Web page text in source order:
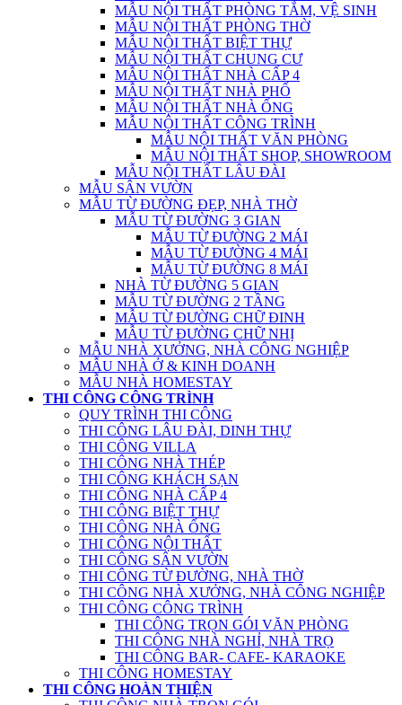
MẪU NỘI THẤT PHÒNG TẮM, VỆ SINH
MẪU NỘI THẤT PHÒNG THỜ
MẪU NỘI THẤT BIỆT THỰ
MẪU NỘI THẤT CHUNG CƯ
MẪU NỘI THẤT NHÀ CẤP 4
MẪU NỘI THẤT NHÀ PHỐ
MẪU NỘI THẤT NHÀ ỐNG
MẪU NỘI THẤT CÔNG TRÌNH
MẪU NỘI THẤT VĂN PHÒNG
MẪU NỘI THẤT SHOP, SHOWROOM
MẪU NỘI THẤT LÂU ĐÀI
MẪU SÂN VƯỜN
MẪU TỪ ĐƯỜNG ĐẸP, NHÀ THỜ
MẪU TỪ ĐƯỜNG 3 GIAN
MẪU TỪ ĐƯỜNG 2 MÁI
MẪU TỪ ĐƯỜNG 4 MÁI
MẪU TỪ ĐƯỜNG 8 MÁI
NHÀ TỪ ĐƯỜNG 5 GIAN
MẪU TỪ ĐƯỜNG 2 TẦNG
MẪU TỪ ĐƯỜNG CHỮ ĐINH
MẪU TỪ ĐƯỜNG CHỮ NHỊ
MẪU NHÀ XƯỞNG, NHÀ CÔNG NGHIỆP
MẪU NHÀ Ở & KINH DOANH
MẪU NHÀ HOMESTAY
THI CÔNG CÔNG TRÌNH
QUY TRÌNH THI CÔNG
THI CÔNG LÂU ĐÀI, DINH THỰ
THI CÔNG VILLA
THI CÔNG NHÀ THÉP
THI CÔNG KHÁCH SẠN
THI CÔNG NHÀ CẤP 4
THI CÔNG BIỆT THỰ
THI CÔNG NHÀ ỐNG
THI CÔNG NỘI THẤT
THI CÔNG SÂN VƯỜN
THI CÔNG TỪ ĐƯỜNG, NHÀ THỜ
THI CÔNG NHÀ XƯỞNG, NHÀ CÔNG NGHIỆP
THI CÔNG CÔNG TRÌNH
THI CÔNG TRỌN GÓI VĂN PHÒNG
THI CÔNG NHÀ NGHỈ, NHÀ TRỌ
THI CÔNG BAR- CAFE- KARAOKE
THI CÔNG HOMESTAY
THI CÔNG HOÀN THIỆN